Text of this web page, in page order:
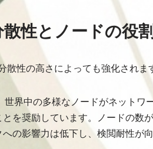
性とノードの役割
性の高さによっても強化されま
世界中の多様なノードがネットワ
を奨励しています。ノードの数
の影響力は低下し、検閲耐性が向